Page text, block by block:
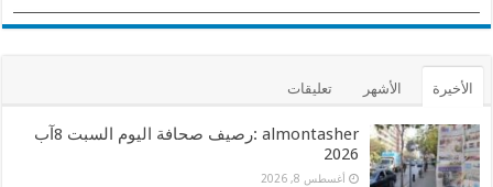
الأخيرة الأشهر تعليقات
almontasher :رصيف صحافة اليوم السبت 8آب
2026
أغسطس 8, 2026